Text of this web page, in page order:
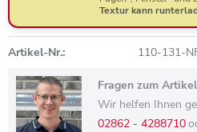
Textur kann
Artikel-Nr.: 110-131-
Fragen zum
Wir helfen Ihnen
02862 - 4288710